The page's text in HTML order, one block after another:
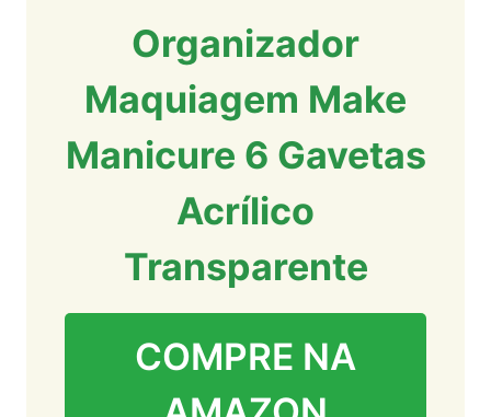
Organizador
Maquiagem Make
Manicure 6 Gavetas
Acrílico
Transparente
COMPRE NA